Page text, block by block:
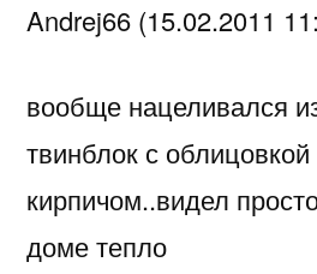
Andrej66 (15.02.2011
вообще нацеливался
твинблок с
кирпичом..видел
доме тепло